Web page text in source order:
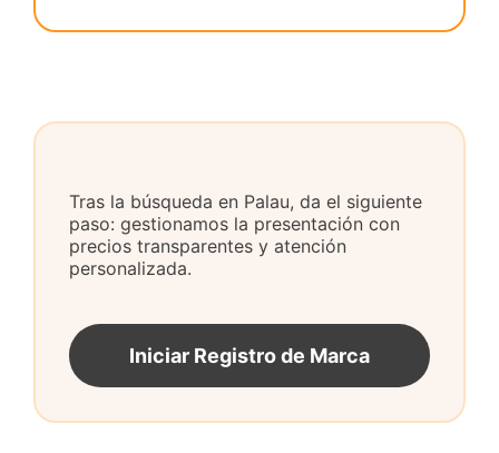
Tras la búsqueda en Palau, da el siguiente
paso: gestionamos la presentación con
precios transparentes y atención
personalizada.
Iniciar Registro de Marca